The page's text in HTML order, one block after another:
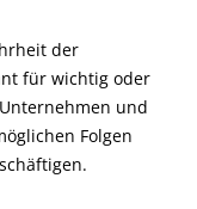
der
für wichtig oder
und
Folgen